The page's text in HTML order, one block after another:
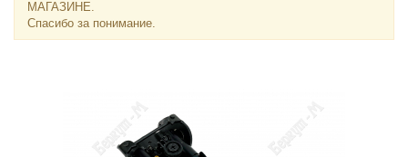
МАГАЗИНЕ.
Спасибо за понимание.